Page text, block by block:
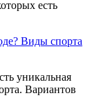
есть
Виды спорта
уникальная
Вариантов